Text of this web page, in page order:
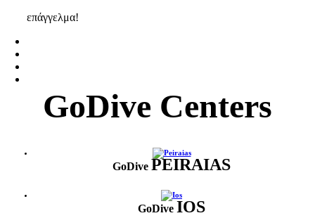
επάγγελμα!
GoDive Centers
GoDive PEIRAIAS
GoDive IOS